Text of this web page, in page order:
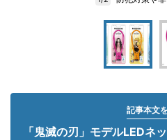
記事本文
「鬼滅の刃」モデルLED